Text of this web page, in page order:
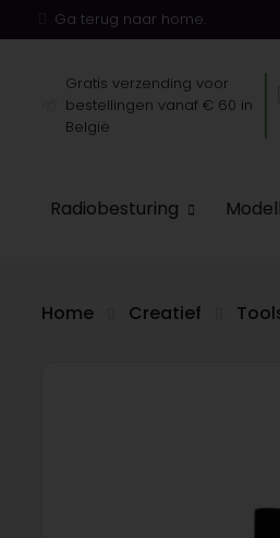
Ga terug naar home.
Gratis verzending voor
bestellingen vanaf € 60 in
België
Radiobesturing
Home Creatief